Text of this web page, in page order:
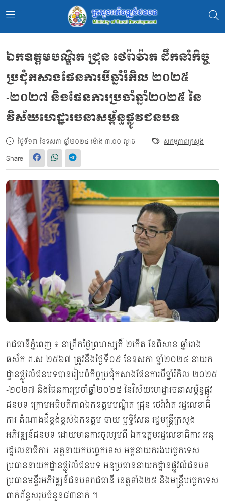
ឯកឧត្តមបណ្ឌិត ជ្រុន ថេរ៉ាវ៉ាត ដឹកនាំកិច្ច
ប្រជុំកសាងផែនការបីឆ្នាំរំកិល ២០២៥
-២០២៧ និងផែនការប្រចាំឆ្នាំ២០២៥ នៃ
វិស័យហេដ្ឋារចនាសម្ព័ន្ធផ្លូវជនបទ
ថ្ងៃទី១៣ ខែឧសភា ឆ្នាំ២០២៤ ម៉ោង ៣:០០ ល្ងាច សកម្មភាពក្រសួង
Share
រាជធានីភ្នំពេញ ៖ នាព្រឹកថ្ងៃព្រហស្បតិ៍ ២កើត ខែពិសាខ ឆ្នាំរោង
ឆស័ក ព.ស ២៥៦៧ ត្រូវនឹងថ្ងៃទី០៩ ខែឧសភា ឆ្នាំ២០២៤ នាយក
ដ្ឋានផ្លូវលំជនបទបានរៀបចំកិច្ចប្រជុំកសាងផែនការបីឆ្នាំរំកិល ២០២៥
-២០២៧ និងផែនការប្រចាំឆ្នាំ២០២៥ នៃវិស័យហេដ្ឋារចនាសម្ព័ន្ធផ្លូវ
ជនបទ ក្រោមអធិបតីភាពឯកឧត្តមបណ្ឌិត ជ្រុន ថេរ៉ាវ៉ាត រដ្ឋលេខាធិ
ការ តំណាងដ៏ខ្ពង់ខ្ពស់ឯកឧត្តម ឆាយ ឫទ្ធិសែន រដ្ឋមន្ត្រីក្រសួង
អភិវឌ្ឍន៍ជនបទ ដោយមានការចូលរួមពី ឯកឧត្តមរដ្ឋលេខាធិការ អនុ
រដ្ឋលេខាធិការ អគ្គនាយកបច្ចេកទេស អគ្គនាយករងបច្ចេកទេស
ប្រធាននាយកដ្ឋានផ្លូវលំជនបទ អនុប្រធាននាយកដ្ឋានផ្លូវលំជនបទ
ប្រធានមន្ទីរអភិវឌ្ឍន៍ជនបទរាជធានី-ខេត្តទាំង២៥ និងមន្ត្រីបច្ចេកទេស
ពាក់ព័ន្ធសរុបចំនួន៨៣នាក់ ។